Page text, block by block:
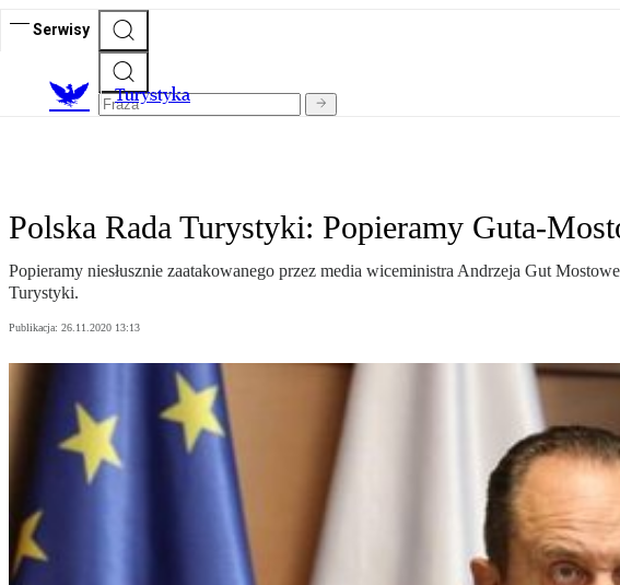
Serwisy
Turystyka
Polska Rada Turystyki: Popieramy Guta-
Popieramy niesłusznie zaatakowanego przez media wiceministra Andrzeja Gut
Turystyki.
Publikacja: 26.11.2020 13:13